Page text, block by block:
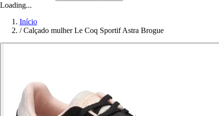
Loading...
Início
/ Calçado mulher Le Coq Sportif Astra Brogue